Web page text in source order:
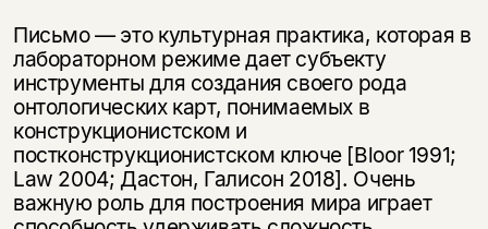
Письмо — это культурная практика, которая в
лабораторном режиме дает субъекту
инструменты для создания своего рода
онтологических карт, понимаемых в
конструкционистском и
постконструкционистском ключе [Bloor 1991;
Law 2004; Дастон, Галисон 2018]. Очень
важную роль для построения мира играет